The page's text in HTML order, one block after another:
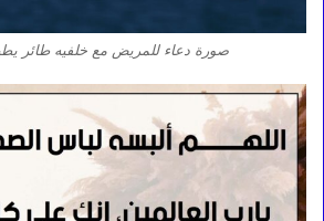
صورة دعاء للمريض مع خلفيه طائر